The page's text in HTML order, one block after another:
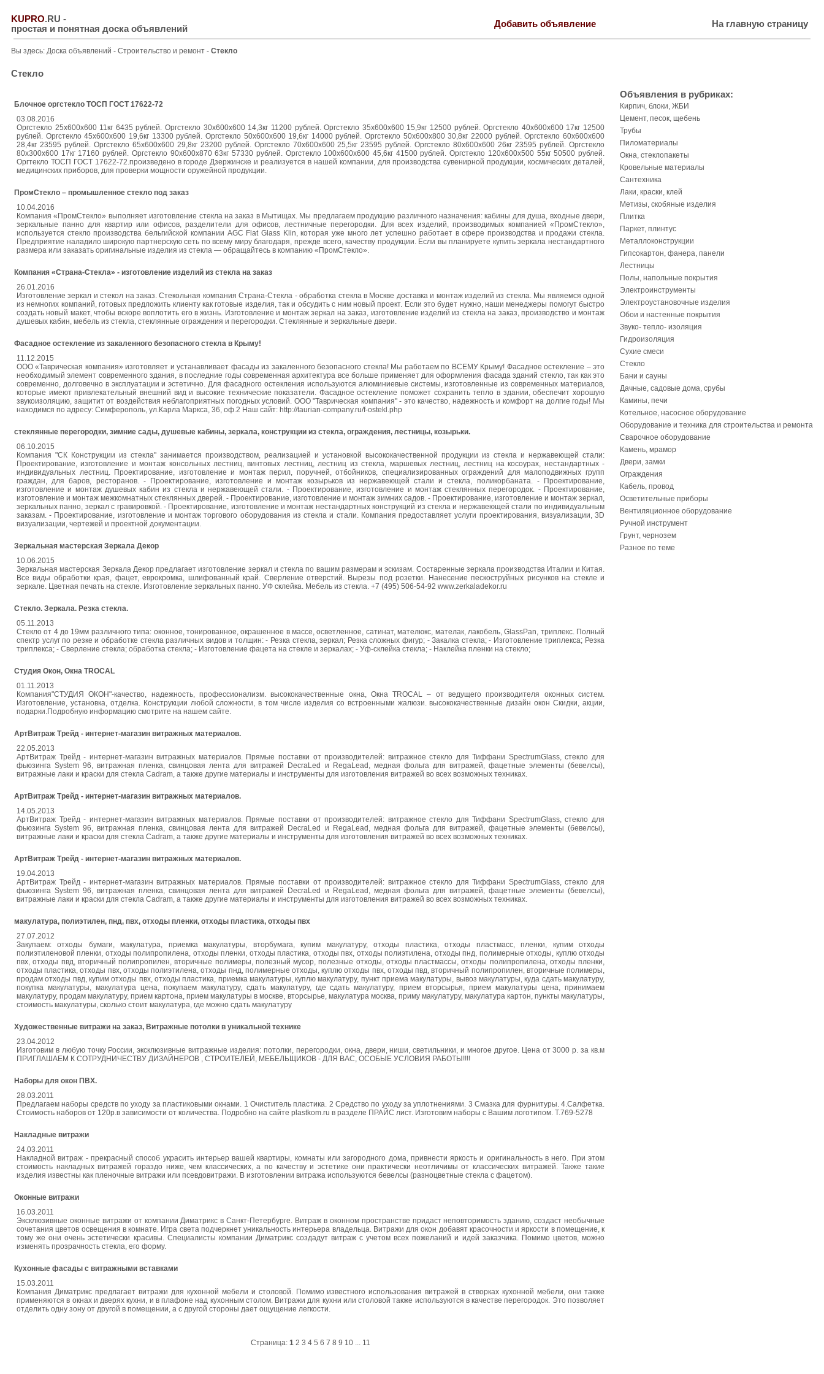
KUPRO.RU -
простая и понятная доска объявлений
Добавить объявление На главную страницу
Вы здесь: Доска объявлений - Строительство и ремонт - Стекло
Стекло
Блочное оргстекло ТОСП ГОСТ 17622-72
03.08.2016
Оргстекло 25x600x600 11кг 6435 рублей. Оргстекло 30x600x600 14,3кг 11200 рублей. Оргстекло 35х600х600 15,9кг 12500 рублей. Оргстекло 40x600x600 17кг 12500
рублей. Оргстекло 45х600х600 19,6кг 13300 рублей. Оргстекло 50х600х600 19,6кг 14000 рублей. Оргстекло 50х600х800 30,8кг 22000 рублей. Оргстекло 60х600х600
28,4кг 23595 рублей. Оргстекло 65x600x600 29,8кг 23200 рублей. Оргстекло 70x600x600 25,5кг 23595 рублей. Оргстекло 80x600x600 26кг 23595 рублей. Оргстекло
80х300х600 17кг 17160 рублей. Оргстекло 90х600х870 63кг 57330 рублей. Оргстекло 100х600х600 45,6кг 41500 рублей. Оргстекло 120x600x500 55кг 50500 рублей.
Оргтекло ТОСП ГОСТ 17622-72.произведено в городе Дзержинске и реализуется в нашей компании, для производства сувенирной продукции, космических деталей,
медицинских приборов, для проверки мощности оружейной продукции.
ПромСтекло – промышленное стекло под заказ
10.04.2016
Компания «ПромСтекло» выполняет изготовление стекла на заказ в Мытищах. Мы предлагаем продукцию различного назначения: кабины для душа, входные двери,
зеркальные панно для квартир или офисов, разделители для офисов, лестничные перегородки. Для всех изделий, производимых компанией «ПромСтекло»,
используется стекло производства бельгийской компании AGC Flat Glass Klin, которая уже много лет успешно работает в сфере производства и продажи стекла.
Предприятие наладило широкую партнерскую сеть по всему миру благодаря, прежде всего, качеству продукции. Если вы планируете купить зеркала нестандартного
размера или заказать оригинальные изделия из стекла — обращайтесь в компанию «ПромСтекло».
Компания «Страна-Стекла» - изготовление изделий из стекла на заказ
26.01.2016
Изготовление зеркал и стекол на заказ. Стекольная компания Страна-Стекла - обработка стекла в Москве доставка и монтаж изделий из стекла. Мы являемся одной
из немногих компаний, готовых предложить клиенту как готовые изделия, так и обсудить с ним новый проект. Если это будет нужно, наши менеджеры помогут быстро
создать новый макет, чтобы вскоре воплотить его в жизнь. Изготовление и монтаж зеркал на заказ, изготовление изделий из стекла на заказ, производство и монтаж
душевых кабин, мебель из стекла, стеклянные ограждения и перегородки. Стеклянные и зеркальные двери.
Фасадное остекление из закаленного безопасного стекла в Крыму!
11.12.2015
ООО «Таврическая компания» изготовляет и устанавливает фасады из закаленного безопасного стекла! Мы работаем по ВСЕМУ Крыму! Фасадное остекление – это
необходимый элемент современного здания, в последние годы современная архитектура все больше применяет для оформления фасада зданий стекло, так как это
современно, долговечно в эксплуатации и эстетично. Для фасадного остекления используются алюминиевые системы, изготовленные из современных материалов,
которые имеют привлекательный внешний вид и высокие технические показатели. Фасадное остекление поможет сохранить тепло в здании, обеспечит хорошую
звукоизоляцию, защитит от воздействия неблагоприятных погодных условий. ООО "Таврическая компания" - это качество, надежность и комфорт на долгие годы! Мы
находимся по адресу: Симферополь, ул.Карла Маркса, 36, оф.2 Наш сайт: http://taurian-company.ru/f-ostekl.php
стеклянные перегородки, зимние сады, душевые кабины, зеркала, конструкции из стекла, ограждения, лестницы, козырьки.
06.10.2015
Компания "СК Конструкции из стекла" занимается производством, реализацией и установкой высококачественной продукции из стекла и нержавеющей стали:
Проектирование, изготовление и монтаж консольных лестниц, винтовых лестниц, лестниц из стекла, маршевых лестниц, лестниц на косоурах, нестандартных -
индивидуальных лестниц. Проектирование, изготовление и монтаж перил, поручней, отбойников, специализированных ограждений для малоподвижных групп
граждан, для баров, ресторанов. - Проектирование, изготовление и монтаж козырьков из нержавеющей стали и стекла, поликорбаната. - Проектирование,
изготовление и монтаж душевых кабин из стекла и нержавеющей стали. - Проектирование, изготовление и монтаж стеклянных перегородок. - Проектирование,
изготовление и монтаж межкомнатных стеклянных дверей. - Проектирование, изготовление и монтаж зимних садов. - Проектирование, изготовление и монтаж зеркал,
зеркальных панно, зеркал с гравировкой. - Проектирование, изготовление и монтаж нестандартных конструкций из стекла и нержавеющей стали по индивидуальным
заказам. - Проектирование, изготовление и монтаж торгового оборудования из стекла и стали. Компания предоставляет услуги проектирования, визуализации, 3D
визуализации, чертежей и проектной документации.
Зеркальная мастерская Зеркала Декор
10.06.2015
Зеркальная мастерская Зеркала Декор предлагает изготовление зеркал и стекла по вашим размерам и эскизам. Состаренные зеркала производства Италии и Китая.
Все виды обработки края, фацет, еврокромка, шлифованный край. Сверление отверстий. Вырезы под розетки. Нанесение пескоструйных рисунков на стекле и
зеркале. Цветная печать на стекле. Изготовление зеркальных панно. УФ склейка. Мебель из стекла. +7 (495) 506-54-92 www.zerkaladekor.ru
Стекло. Зеркала. Резка стекла.
05.11.2013
Стекло от 4 до 19мм различного типа: оконное, тонированное, окрашенное в массе, осветленное, сатинат, мателюкс, мателак, лакобель, GlassPan, триплекс. Полный
спектр услуг по резке и обработке стекла различных видов и толщин: - Резка стекла, зеркал; Резка сложных фигур; - Закалка стекла; - Изготовление триплекса; Резка
триплекса; - Сверление стекла; обработка стекла; - Изготовление фацета на стекле и зеркалах; - Уф-склейка стекла; - Наклейка пленки на стекло;
Студия Окон, Окна TROCAL
01.11.2013
Компания"СТУДИЯ ОКОН"-качество, надежность, профессионализм. высококачественные окна, Окна TROCAL – от ведущего производителя оконных систем.
Изготовление, установка, отделка. Конструкции любой сложности, в том числе изделия со встроенными жалюзи. высококачественные дизайн окон Скидки, акции,
подарки.Подробную информацию смотрите на нашем сайте.
АртВитраж Трейд - интернет-магазин витражных материалов.
22.05.2013
АртВитраж Трейд - интернет-магазин витражных материалов. Прямые поставки от производителей: витражное стекло для Тиффани SpectrumGlass, стекло для
фьюзинга System 96, витражная пленка, свинцовая лента для витражей DecraLed и RegaLead, медная фольга для витражей, фацетные элементы (бевелсы),
витражные лаки и краски для стекла Cadram, а также другие материалы и инструменты для изготовления витражей во всех возможных техниках.
АртВитраж Трейд - интернет-магазин витражных материалов.
14.05.2013
АртВитраж Трейд - интернет-магазин витражных материалов. Прямые поставки от производителей: витражное стекло для Тиффани SpectrumGlass, стекло для
фьюзинга System 96, витражная пленка, свинцовая лента для витражей DecraLed и RegaLead, медная фольга для витражей, фацетные элементы (бевелсы),
витражные лаки и краски для стекла Cadram, а также другие материалы и инструменты для изготовления витражей во всех возможных техниках.
АртВитраж Трейд - интернет-магазин витражных материалов.
19.04.2013
АртВитраж Трейд - интернет-магазин витражных материалов. Прямые поставки от производителей: витражное стекло для Тиффани SpectrumGlass, стекло для
фьюзинга System 96, витражная пленка, свинцовая лента для витражей DecraLed и RegaLead, медная фольга для витражей, фацетные элементы (бевелсы),
витражные лаки и краски для стекла Cadram, а также другие материалы и инструменты для изготовления витражей во всех возможных техниках.
макулатура, полиэтилен, пнд, пвх, отходы пленки, отходы пластика, отходы пвх
27.07.2012
Закупаем: отходы бумаги, макулатура, приемка макулатуры, вторбумага, купим макулатуру, отходы пластика, отходы пластмасс, пленки, купим отходы
полиэтиленовой пленки, отходы полипропилена, отходы пленки, отходы пластика, отходы пвх, отходы полиэтилена, отходы пнд, полимерные отходы, куплю отходы
пвх, отходы пвд, вторичный полипропилен, вторичные полимеры, полезный мусор, полезные отходы, отходы пластмассы, отходы полипропилена, отходы пленки,
отходы пластика, отходы пвх, отходы полиэтилена, отходы пнд, полимерные отходы, куплю отходы пвх, отходы пвд, вторичный полипропилен, вторичные полимеры,
продам отходы пвд, купим отходы пвх, отходы пластика, приемка макулатуры, куплю макулатуру, пункт приема макулатуры, вывоз макулатуры, куда сдать макулатуру,
покупка макулатуры, макулатура цена, покупаем макулатуру, сдать макулатуру, где сдать макулатуру, прием вторсырья, прием макулатуры цена, принимаем
макулатуру, продам макулатуру, прием картона, прием макулатуры в москве, вторсырье, макулатура москва, приму макулатуру, макулатура картон, пункты макулатуры,
стоимость макулатуры, сколько стоит макулатура, где можно сдать макулатуру
Художественные витражи на заказ, Витражные потолки в уникальной технике
23.04.2012
Изготовим в любую точку России, эксклюзивные витражные изделия: потолки, перегородки, окна, двери, ниши, светильники, и многое другое. Цена от 3000 р. за кв.м
ПРИГЛАШАЕМ К СОТРУДНИЧЕСТВУ ДИЗАЙНЕРОВ , СТРОИТЕЛЕЙ, МЕБЕЛЬЩИКОВ - ДЛЯ ВАС, ОСОБЫЕ УСЛОВИЯ РАБОТЫ!!!!
Наборы для окон ПВХ.
28.03.2011
Предлагаем наборы средств по уходу за пластиковыми окнами. 1 Очиститель пластика. 2 Средство по уходу за уплотнениями. 3 Смазка для фурнитуры. 4.Салфетка.
Стоимость наборов от 120р.в зависимости от количества. Подробно на сайте plastkom.ru в разделе ПРАЙС лист. Изготовим наборы с Вашим логотипом. Т.769-5278
Накладные витражи
24.03.2011
Накладной витраж - прекрасный способ украсить интерьер вашей квартиры, комнаты или загородного дома, привнести яркость и оригинальность в него. При этом
стоимость накладных витражей гораздо ниже, чем классических, а по качеству и эстетике они практически неотличимы от классических витражей. Также такие
изделия известны как пленочные витражи или псевдовитражи. В изготовлении витража используются бевелсы (разноцветные стекла с фацетом).
Оконные витражи
16.03.2011
Эксклюзивные оконные витражи от компании Диматрикс в Санкт-Петербурге. Витраж в оконном пространстве придаст неповторимость зданию, создаст необычные
сочетания цветов освещения в комнате. Игра света подчеркнет уникальность интерьера владельца. Витражи для окон добавят красочности и яркости в помещение, к
тому же они очень эстетически красивы. Специалисты компании Диматрикс создадут витраж с учетом всех пожеланий и идей заказчика. Помимо цветов, можно
изменять прозрачность стекла, его форму.
Кухонные фасады с витражными вставками
15.03.2011
Компания Диматрикс предлагает витражи для кухонной мебели и столовой. Помимо известного использования витражей в створках кухонной мебели, они также
применяются в окнах и дверях кухни, и в плафоне над кухонным столом. Витражи для кухни или столовой также используются в качестве перегородок. Это позволяет
отделить одну зону от другой в помещении, а с другой стороны дает ощущение легкости.
Страница: 1 2 3 4 5 6 7 8 9 10 ... 11
Объявления в рубриках:
Кирпич, блоки, ЖБИ
Цемент, песок, щебень
Трубы
Пиломатериалы
Окна, стеклопакеты
Кровельные материалы
Сантехника
Лаки, краски, клей
Метизы, скобяные изделия
Плитка
Паркет, плинтус
Металлоконструкции
Гипсокартон, фанера, панели
Лестницы
Полы, напольные покрытия
Электроинструменты
Электроустановочные изделия
Обои и настенные покрытия
Звуко- тепло- изоляция
Гидроизоляция
Сухие смеси
Стекло
Бани и сауны
Дачные, садовые дома, срубы
Камины, печи
Котельное, насосное оборудование
Оборудование и техника для строительства и ремонта
Сварочное оборудование
Камень, мрамор
Двери, замки
Ограждения
Кабель, провод
Осветительные приборы
Вентиляционное оборудование
Ручной инструмент
Грунт, чернозем
Разное по теме